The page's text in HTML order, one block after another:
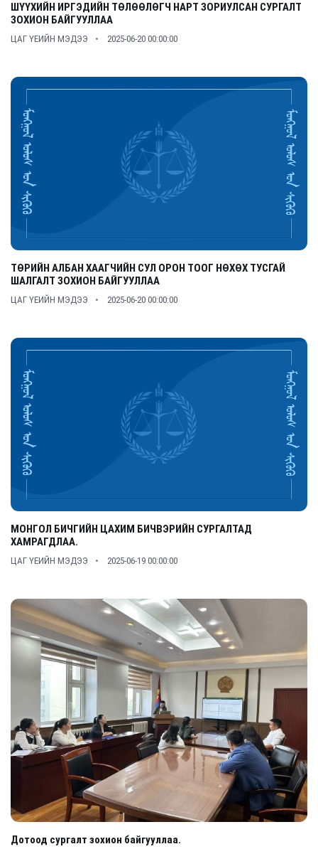
ШҮҮХИЙН ИРГЭДИЙН ТӨЛӨӨЛӨГЧ НАРТ ЗОРИУЛСАН СУРГАЛТ
ЗОХИОН БАЙГУУЛЛАА
ЦАГ ҮЕИЙН МЭДЭЭ 2025-06-20 00:00:00
ТӨРИЙН АЛБАН ХААГЧИЙН СУЛ ОРОН ТООГ НӨХӨХ ТУСГАЙ
ШАЛГАЛТ ЗОХИОН БАЙГУУЛЛАА
ЦАГ ҮЕИЙН МЭДЭЭ 2025-06-20 00:00:00
МОНГОЛ БИЧГИЙН ЦАХИМ БИЧВЭРИЙН СУРГАЛТАД
ХАМРАГДЛАА.
ЦАГ ҮЕИЙН МЭДЭЭ 2025-06-19 00:00:00
Дотоод сургалт зохион байгууллаа.